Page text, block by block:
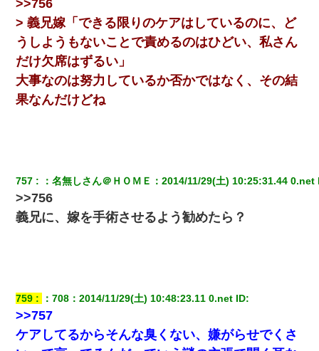
>>756
> 義兄嫁「できる限りのケアはしているのに、ど
うしようもないことで責めるのはひどい、私さん
だけ欠席はずるい」
大事なのは努力しているか否かではなく、その結
果なんだけどね
757 ：名無しさん＠ＨＯＭＥ ：2014/11/29(土) 10:25:31.44 0.net
>>756
義兄に、嫁を手術させるよう勧めたら？
759 ：708 ：2014/11/29(土) 10:48:23.11 0.net ID:
>>757
ケアしてるからそんな臭くない、嫌がらせでくさ